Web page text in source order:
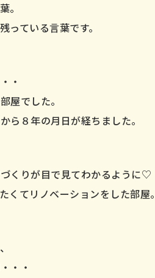
。
っている言葉です。
・
屋でした。
ら８年の月日が経ちました。
くりが目で見てわかるように♡
くてリノベーションをした部屋
・・